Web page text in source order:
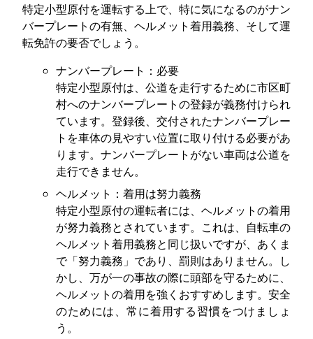
特定小型原付を運転する上で、特に気になるのがナン
バープレートの有無、ヘルメット着用義務、そして運
転免許の要否でしょう。
ナンバープレート：必要
特定小型原付は、公道を走行するために市区町
村へのナンバープレートの登録が義務付けられ
ています。登録後、交付されたナンバープレー
トを車体の見やすい位置に取り付ける必要があ
ります。ナンバープレートがない車両は公道を
走行できません。
ヘルメット：着用は努力義務
特定小型原付の運転者には、ヘルメットの着用
が努力義務とされています。これは、自転車の
ヘルメット着用義務と同じ扱いですが、あくま
で「努力義務」であり、罰則はありません。し
かし、万が一の事故の際に頭部を守るために、
ヘルメットの着用を強くおすすめします。安全
のためには、常に着用する習慣をつけましょ
う。